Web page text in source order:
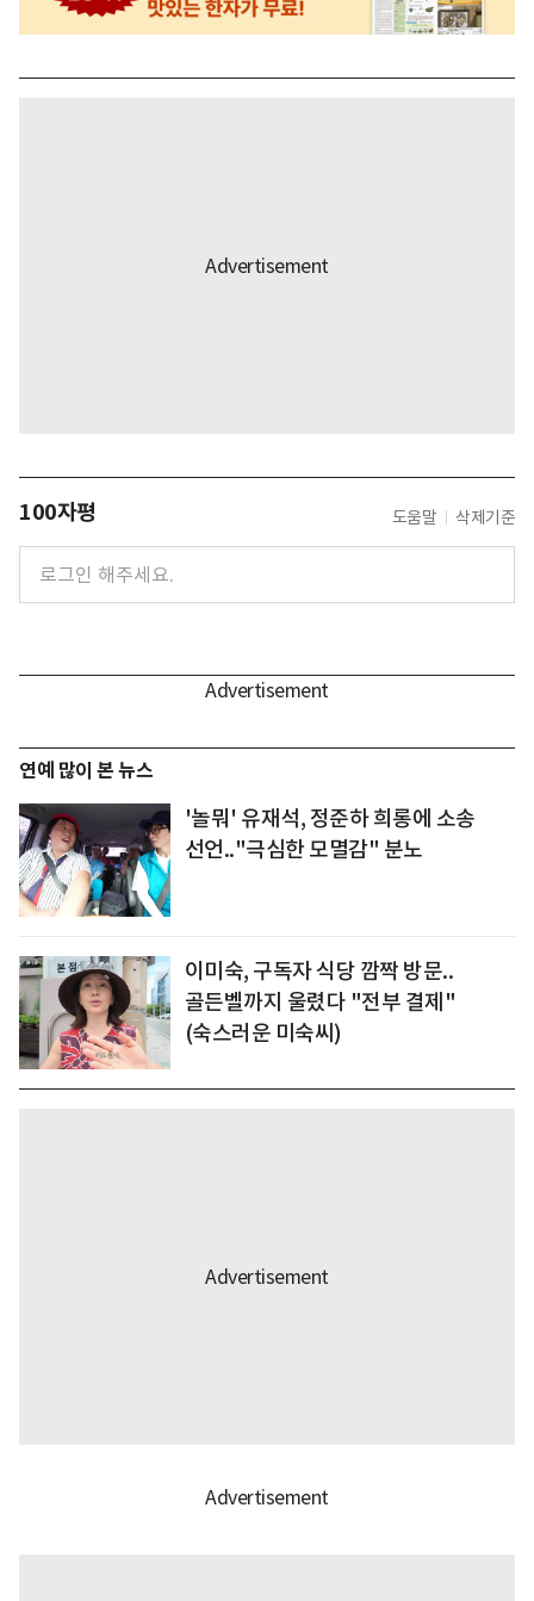
100자평 도움말 삭제기준
연예 많이 본 뉴스
'놀뭐' 유재석, 정준하 희롱에 소송
선언.."극심한 모멸감" 분노
이미숙, 구독자 식당 깜짝 방문..
골든벨까지 울렸다 "전부 결제"
(숙스러운 미숙씨)